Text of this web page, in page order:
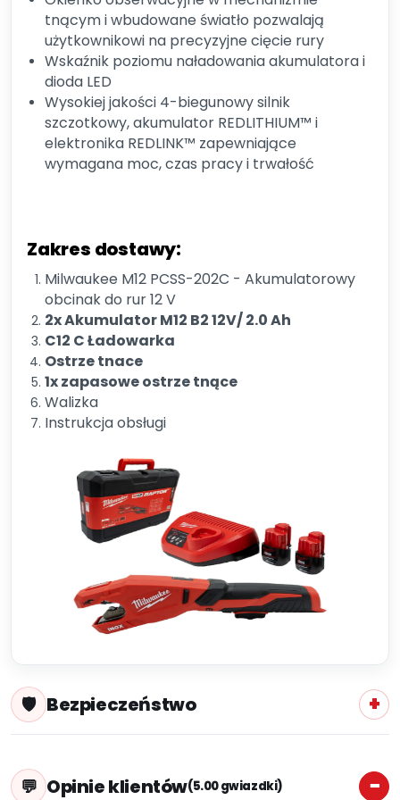
tnącym i wbudowane światło pozwalają
użytkownikowi na precyzyjne cięcie rury
Wskaźnik poziomu naładowania akumulatora i
dioda LED
Wysokiej jakości 4-biegunowy silnik
szczotkowy, akumulator REDLITHIUM™ i
elektronika REDLINK™ zapewniające
wymagana moc, czas pracy i trwałość
Zakres dostawy:
Milwaukee M12 PCSS-202C - Akumulatorowy
obcinak do rur 12 V
2x Akumulator M12 B2 12V/ 2.0 Ah
C12 C Ładowarka
Ostrze tnace
1x zapasowe ostrze tnące
Walizka
Instrukcja obsługi
Bezpieczeństwo
Opinie klientów(5.00 gwiazdki)